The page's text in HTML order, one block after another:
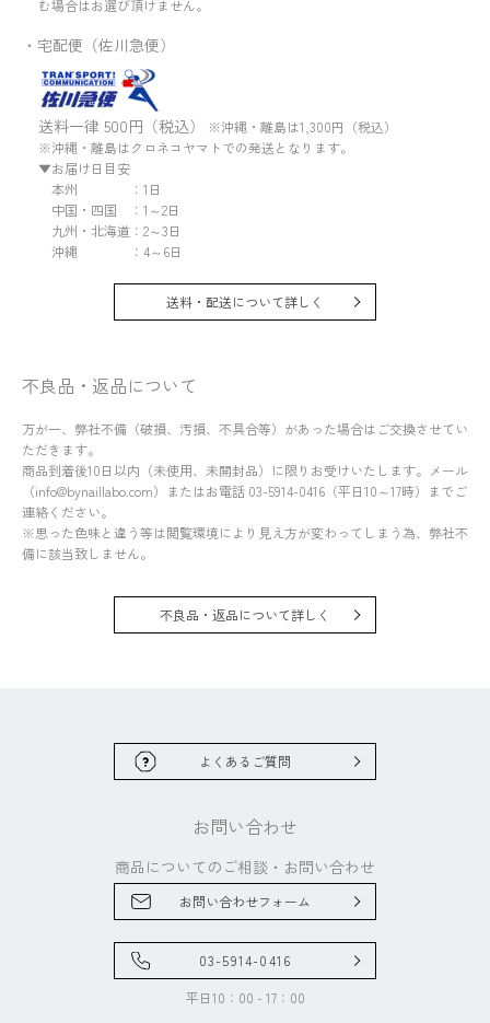
む場合はお選び頂けません。
・宅配便（佐川急便）
送料一律 500円（税込）
※沖縄・離島は1,300円（税込）
※沖縄・離島はクロネコヤマトでの発送となります。
▼お届け日目安
本州 ：1日
中国・四国 ：1～2日
九州・北海道：2～3日
沖縄 ：4～6日
送料・配送について詳しく
不良品・返品について
万が一、弊社不備（破損、汚損、不具合等）があった場合はご交換させてい
ただきます。
商品到着後10日以内（未使用、未開封品）に限りお受けいたします。メール
（info@bynaillabo.com）またはお電話 03-5914-0416（平日10～17時）までご
連絡ください。
※思った色味と違う等は閲覧環境により見え方が変わってしまう為、弊社不
備に該当致しません。
不良品・返品について詳しく
よくあるご質問
お問い合わせ
商品についてのご相談・ お問い合わせ
お問い合わせフォーム
03-5914-0416
平日10：00 - 17：00